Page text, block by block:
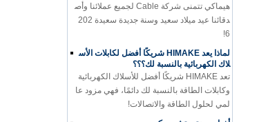
هيماكي تتمنى شركة Cable لجميع عملائنا وأص
دقائنا عيد ميلاد سعيد وسنة جديدة سعيدة 202
6!
لماذا يعد HIMAKE شريكًا أفضل لكابلات الأس
لاك الكهربائية بالنسبة لك؟؟؟
تعد HIMAKE شريكًا أفضل للأسلاك الكهربائية
وكابلات الطاقة بالنسبة لك دائمًا، فهي مزود عا
لمي لحلول الطاقة والاتصالات!